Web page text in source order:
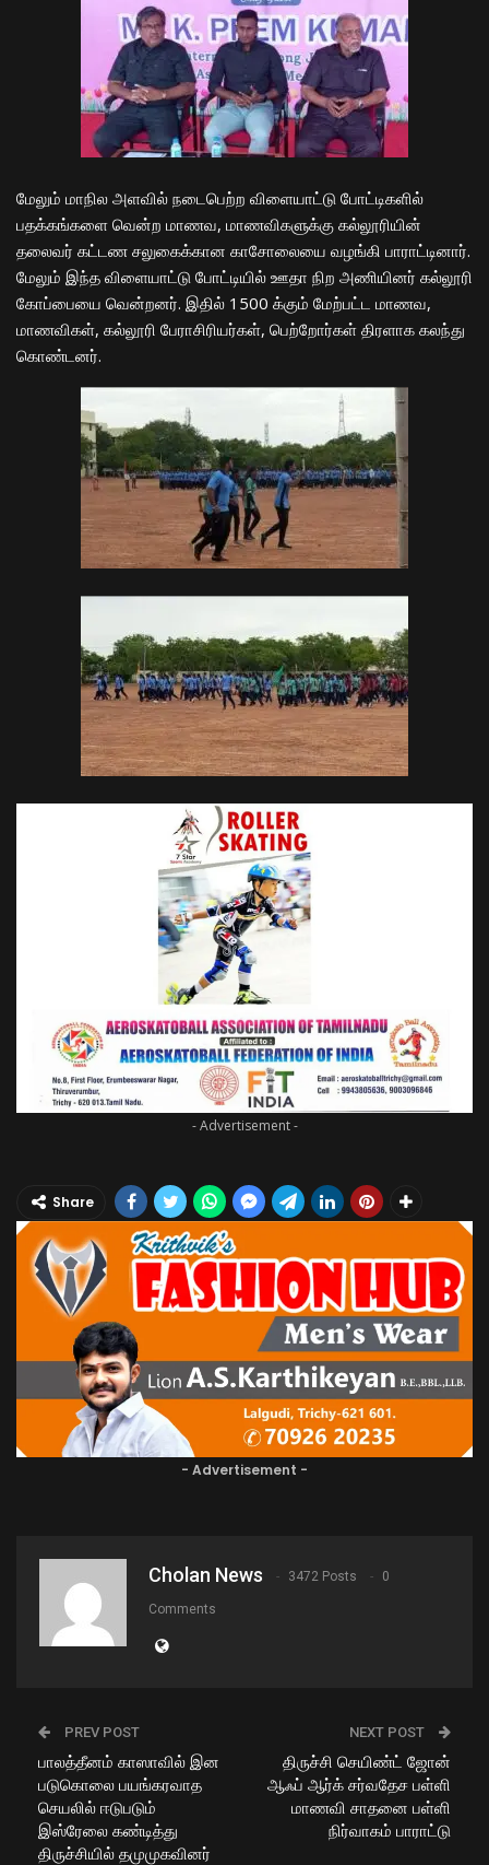
மேலும் மாநில அளவில் நடைபெற்ற விளையாட்டு போட்டிகளில்
பதக்கங்களை வென்ற மாணவ, மாணவிகளுக்கு கல்லூரியின்
தலைவர் கட்டண சலுகைக்கான காசோலையை வழங்கி பாராட்டினார்.
மேலும் இந்த விளையாட்டு போட்டியில் ஊதா நிற அணியினர் கல்லூரி
கோப்பையை வென்றனர். இதில் 1500 க்கும் மேற்பட்ட மாணவ,
மாணவிகள், கல்லூரி பேராசிரியர்கள், பெற்றோர்கள் திரளாக கலந்து
கொண்டனர்.
- Advertisement -
Share
- Advertisement -
Cholan News 3472 Posts 0
Comments
PREV POST
பாலத்தீனம் காஸாவில் இன
படுகொலை பயங்கரவாத
செயலில் ஈடுபடும்
இஸ்ரேலை கண்டித்து
திருச்சியில் தமுமுகவினர்
NEXT POST
திருச்சி செயிண்ட் ஜோன்
ஆஃப் ஆர்க் சர்வதேச பள்ளி
மாணவி சாதனை பள்ளி
நிர்வாகம் பாராட்டு